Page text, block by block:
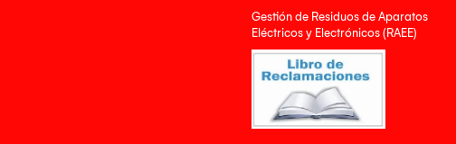
Gestión de Residuos de Aparatos
Eléctricos y Electrónicos (RAEE)